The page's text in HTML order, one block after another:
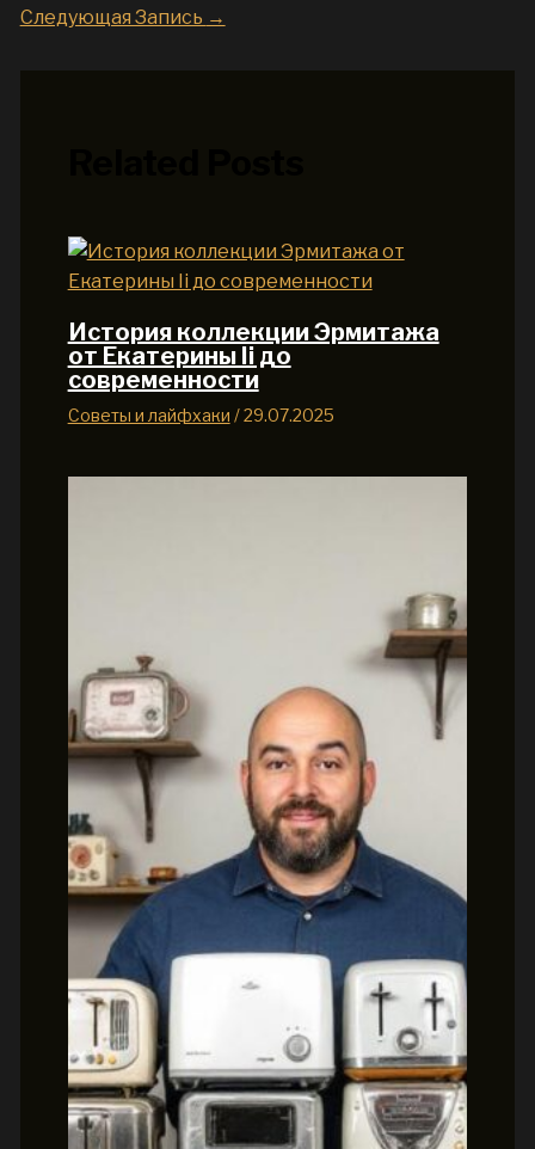
Следующая Запись →
История коллекции Эрмитажа
от Екатерины Ii до
современности
Советы и лайфхаки /29.07.2025